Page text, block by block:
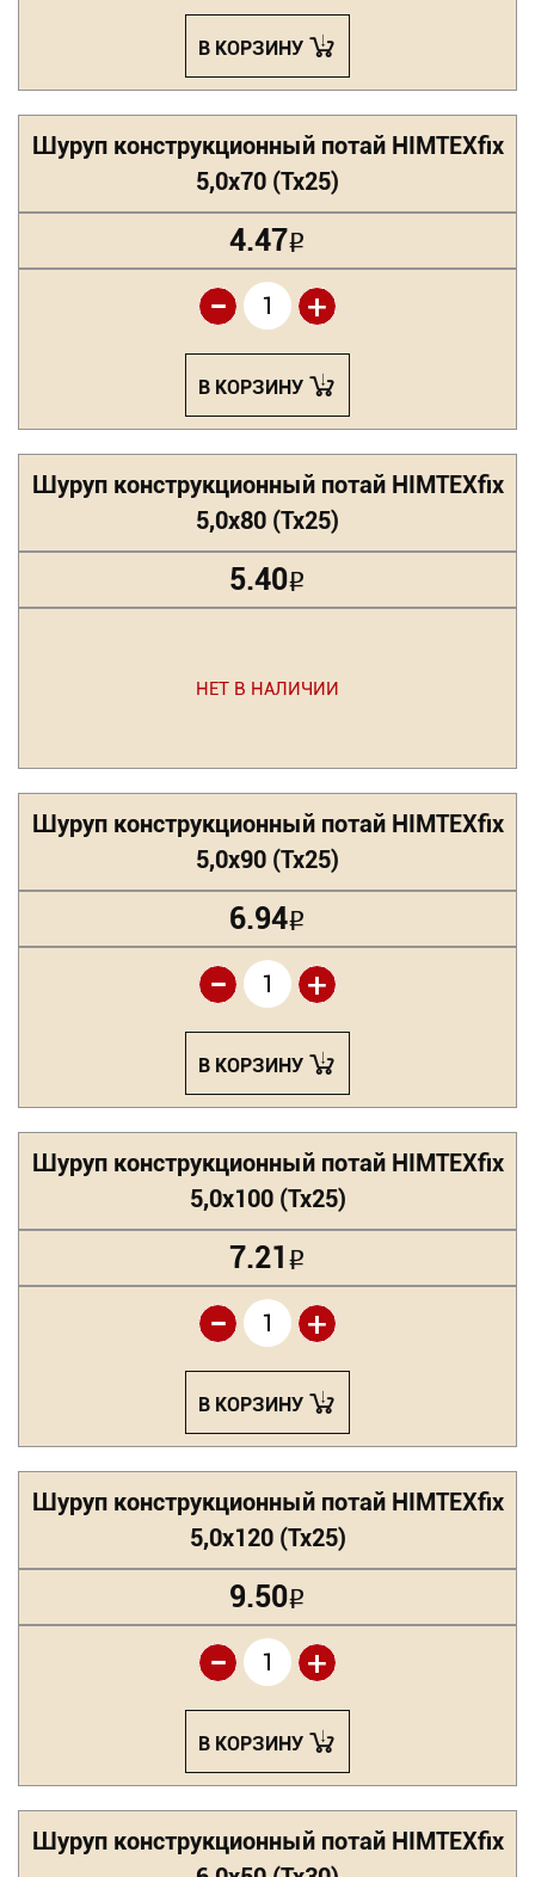
В КОРЗИНУ
Шуруп конструкционный потай HIMTEXfix
5,0х70 (Tx25)
4.47Р
+
-
В КОРЗИНУ
Шуруп конструкционный потай HIMTEXfix
5,0х80 (Tx25)
5.40Р
НЕТ В НАЛИЧИИ
Шуруп конструкционный потай HIMTEXfix
5,0х90 (Tx25)
6.94Р
+
-
В КОРЗИНУ
Шуруп конструкционный потай HIMTEXfix
5,0х100 (Tx25)
7.21 Р
+
-
В КОРЗИНУ
Шуруп конструкционный потай HIMTEXfix
5,0х120 (Tx25)
9.50Р
+
-
В КОРЗИНУ
Шуруп конструкционный потай HIMTEXfix